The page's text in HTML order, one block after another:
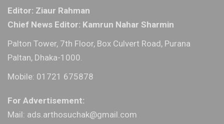
Editor: Ziaur Rahman
Chief News Editor: Kamrun Nahar Sharmin
Palton Tower, 7th Floor, Box Culvert Road, Purana
Paltan, Dhaka-1000.
Mobile: 01721 675878
For Advertisement:
Mail: ads.arthosuchak@gmail.com